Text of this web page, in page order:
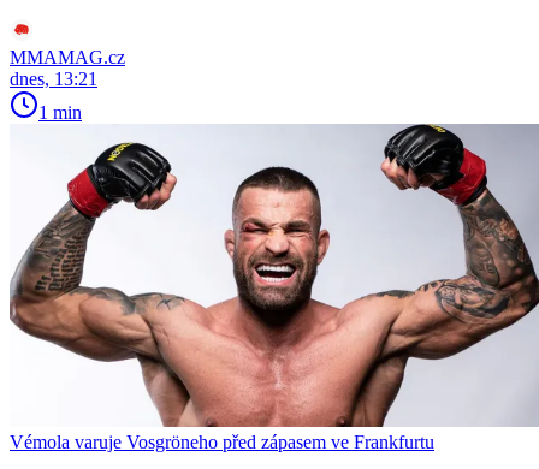
MMAMAG.cz
dnes, 13:21
1 min
Vémola varuje Vosgröneho před zápasem ve Frankfurtu